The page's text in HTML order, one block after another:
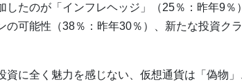
したのが「インフレヘッジ」（25％：昨年9％
の可能性（38％：昨年30％）、新たな投資ク
資に全く魅力を感じない、仮想通貨は「偽物